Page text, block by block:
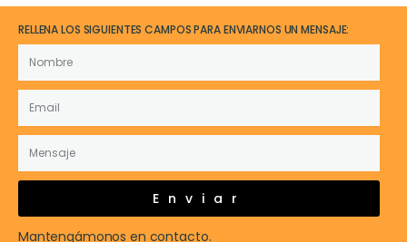
RELLENA LOS SIGUIENTES CAMPOS PARA ENVIARNOS UN MENSAJE:
Enviar
Mantengámonos en contacto.